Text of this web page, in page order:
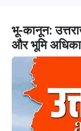
भू-कानून:
और भूमि